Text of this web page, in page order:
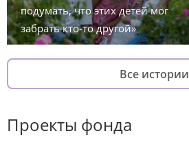
подумать, что этих детей мог
забрать кто-то другой»
Все истории
Проекты фонда